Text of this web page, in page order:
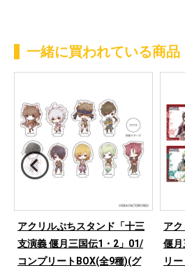
一緒に買われている商品
アクリルぷちスタンド「十三
支演義 偃月三国伝1・2」01/
コンプリートBOX(全9種)(グ
ア
偃
リ